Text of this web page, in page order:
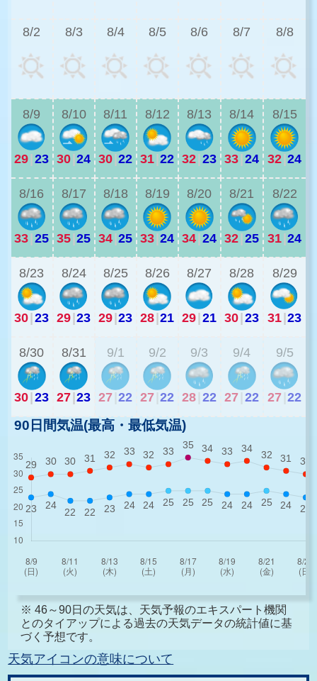
8/2 8/3 8/4 8/5 8/6 8/7 8/8
8/9
29|23
8/10
30|24
8/11
30|22
8/12
31|22
8/13
32|23
8/14
33|24
8/15
32|24
8/16
33|25
8/17
35|25
8/18
34|25
8/19
33|24
8/20
34|24
8/21
32|25
8/22
31|24
8/23
30|23
8/24
29|23
8/25
29|23
8/26
28|21
8/27
29|21
8/28
30|23
8/29
31|23
8/30
30|23
8/31
27|23
9/1
27 22
9/2
27 22
9/3
28 22
9/4
27 22
9/5
27 22
90日間気温(最高・最低気温)
※ 46～90日の天気は、天気予報のエキスパート機関
とのタイアップによる過去の天気データの統計値に基
づく予想です。
天気アイコンの意味について